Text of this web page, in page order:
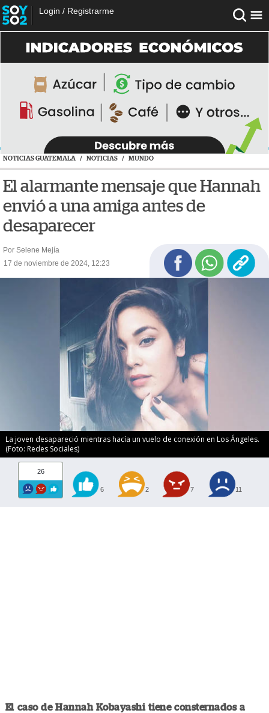
Login / Registrarme
NOTICIAS GUATEMALA / NOTICIAS / MUNDO
El alarmante mensaje que Hannah
envió a una amiga antes de
desaparecer
Por Selene Mejía
17 de noviembre de 2024, 12:23
La joven desapareció mientras hacía un vuelo de conexión en Los Ángeles.
(Foto: Redes Sociales)
26
6 2 7 11
El caso de Hannah Kobayashi tiene consternados a